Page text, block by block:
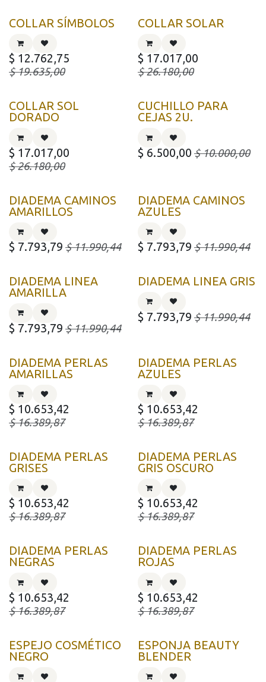
COLLAR SÍMBOLOS
$ 12.762,75
$19.635,00
COLLAR SOLAR
$ 17.017,00
$26.180,00
COLLAR SOL
DORADO
$ 17.017,00
$26.180,00
CUCHILLO PARA
CEJAS 2U.
$ 6.500,00 $10.000,00
DIADEMA CAMINOS
AMARILLOS
$ 7.793,79 $11.990,44
DIADEMA CAMINOS
AZULES
$ 7.793,79 $11.990,44
DIADEMA LINEA
AMARILLA
$ 7.793,79 $11.990,44
DIADEMA LINEA GRIS
$ 7.793,79 $11.990,44
DIADEMA PERLAS
AMARILLAS
$ 10.653,42
$16.389,87
DIADEMA PERLAS
AZULES
$ 10.653,42
$16.389,87
DIADEMA PERLAS
GRISES
$ 10.653,42
$16.389,87
DIADEMA PERLAS
GRIS OSCURO
$ 10.653,42
$16.389,87
DIADEMA PERLAS
NEGRAS
$ 10.653,42
$16.389,87
DIADEMA PERLAS
ROJAS
$ 10.653,42
$16.389,87
ESPEJO COSMÉTICO
NEGRO
ESPONJA BEAUTY
BLENDER